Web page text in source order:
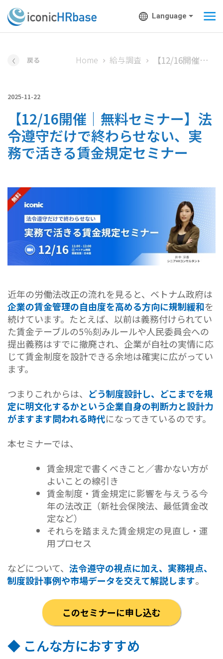
Language
戻る Home 給与調査 【12/16開催｜無料セミナー】法令遵守だけで終わらせない、実務で活きる賃金規定セミナー
2025-11-22
【12/16開催｜無料セミナー】法
令遵守だけで終わらせない、実
務で活きる賃金規定セミナー
近年の労働法改正の流れを見ると、ベトナム政府は
企業の賃金管理の自由度を高める方向に規制緩和を
続けています。たとえば、以前は義務付けられてい
た賃金テーブルの5％刻みルールや人民委員会への
提出義務はすでに撤廃され、企業が自社の実情に応
じて賃金制度を設計できる余地は確実に広がってい
ます。
つまりこれからは、 どう制度設計し、どこまでを規
定に明文化するかという企業自身の判断力と設計力
がますます問われる時代になってきているのです。
本セミナーでは、
賃金規定で書くべきこと／書かない方が
よいことの線引き
賃金制度・賃金規定に影響を与えうる今
年の法改正（新社会保険法、最低賃金改
定など）
それらを踏まえた賃金規定の見直し・運
用プロセス
などについて、 法令遵守の視点に加え、実務視点、
制度設計事例や市場データを交えて解説します。
このセミナーに申し込む
◆ こんな方におすすめ